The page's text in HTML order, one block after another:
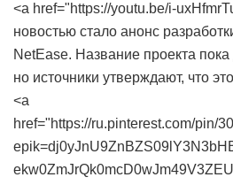
<a href="https://youtu.be/i-
новостью стало анонс
NetEase. Название проекта пока
но источники утверждают, что
<a
href="https://ru.pinterest.com/pin/